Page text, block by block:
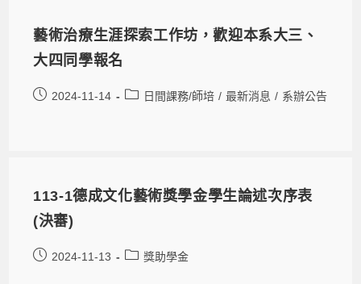
藝術治療生涯探索工作坊，歡迎本系大三、
大四同學報名
2024-11-14 日間課務/師培 / 最新消息 / 系辦公告
113-1德成文化藝術獎學金學生論述次序表
(決審)
2024-11-13 獎助學金